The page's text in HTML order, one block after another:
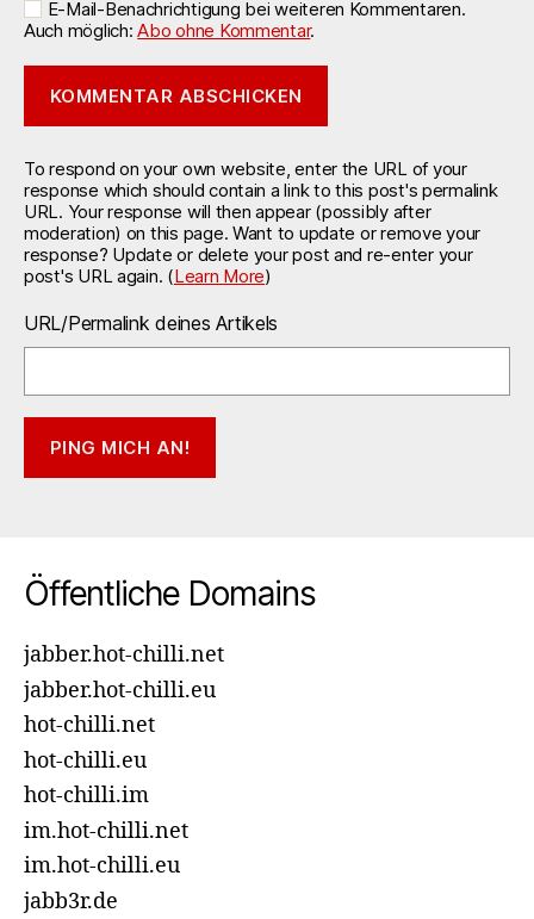
E-Mail-Benachrichtigung bei weiteren Kommentaren.
Auch möglich:Abo ohne Kommentar.
To respond on your own website, enter the URL of your
response which should contain a link to this post's permalink
URL. Your response will then appear (possibly after
moderation) on this page. Want to update or remove your
response? Update or delete your post and re-enter your
post's URL again. (Learn More)
URL/Permalink deines Artikels
Öffentliche Domains
jabber.hot-chilli.net
jabber.hot-chilli.eu
hot-chilli.net
hot-chilli.eu
hot-chilli.im
im.hot-chilli.net
im.hot-chilli.eu
jabb3r.de